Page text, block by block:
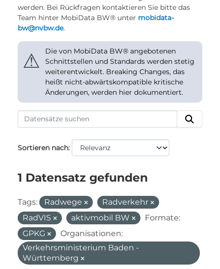
werden. Bei Rückfragen kontaktieren Sie bitte das
Team hinter MobiData BW® unter mobidata-
bw@nvbw.de.
⚠
Die von MobiData BW® angebotenen
Schnittstellen und Standards werden stetig
weiterentwickelt. Breaking Changes, das
heißt nicht-abwärtskompatible kritische
Änderungen, werden hier dokumentiert.
Sortieren nach
1 Datensatz gefunden
Tags: Radwege
Radverkehr
RadVIS
aktivmobil BW
Formate:
GPKG
Organisationen:
Verkehrsministerium Baden -
Württemberg